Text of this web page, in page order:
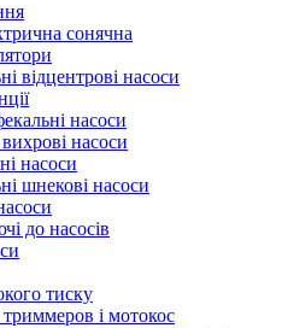
сонячна
відцентрові насоси
насоси
насоси
насоси
шнекові насоси
до насосів
тиску
і мотокос